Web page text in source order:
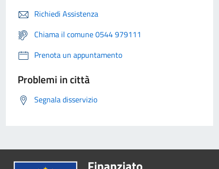
Richiedi Assistenza
Chiama il comune 0544 979111
Prenota un appuntamento
Problemi in città
Segnala disservizio